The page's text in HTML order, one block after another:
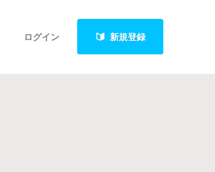
ログイン 新規登録